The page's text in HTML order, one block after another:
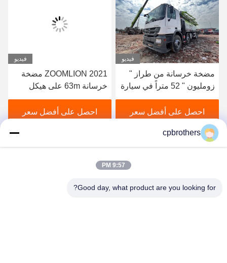
فيديو
2021 ZOOMLION مضخة
خرسانة 63m على هيكل
مرسيدس بنز للبيع
احصل على أفضل سعر
فيديو
عملية التصنيع الهيدروليكية
المستخدمة شاحنة مضخة
خرسانة 46 متر لشركة
بوتزماستر في عام 2014
احصل على أفضل سعر
cpbrothers
9:57 PM
Good day, what product are you looking for?